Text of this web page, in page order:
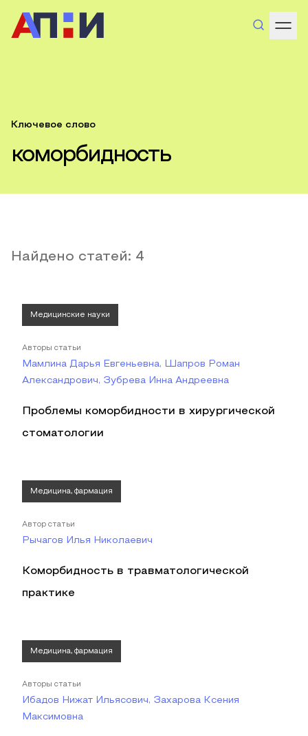
Ключевое слово
коморбидность
Найдено статей: 4
Медицинские науки
Авторы статьи
Мамлина Дарья Евгеньевна, Шапров Роман
Александрович, Зубрева Инна Андреевна
Проблемы коморбидности в хирургической
стоматологии
Медицина, фармация
Автор статьи
Рычагов Илья Николаевич
Коморбидность в травматологической
практике
Медицина, фармация
Авторы статьи
Ибадов Нижат Ильясович, Захарова Ксения
Максимовна